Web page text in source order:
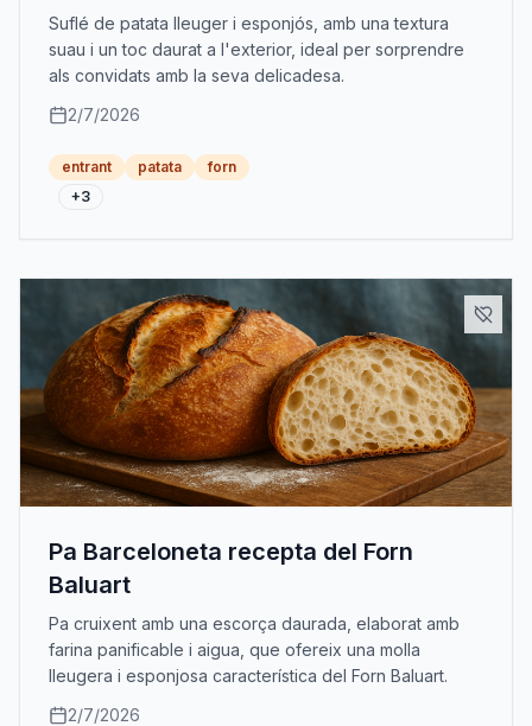
Suflé de patata lleuger i esponjós, amb una textura
suau i un toc daurat a l'exterior, ideal per sorprendre
als convidats amb la seva delicadesa.
2/7/2026
entrant patata
forn
+3
Pa Barceloneta recepta del Forn
Baluart
Pa cruixent amb una escorça daurada, elaborat amb
farina panificable i aigua, que ofereix una molla
lleugera i esponjosa característica del Forn Baluart.
2/7/2026